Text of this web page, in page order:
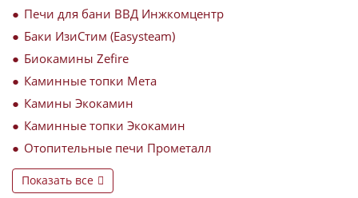
Печи для бани ВВД Инжкомцентр
Баки ИзиСтим (Easysteam)
Биокамины Zefire
Каминные топки Мета
Камины Экокамин
Каминные топки Экокамин
Отопительные печи Прометалл
Показать все